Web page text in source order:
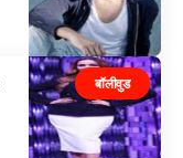
बॉलीवुड